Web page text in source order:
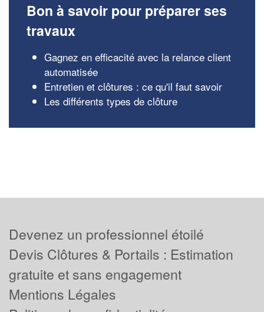
Bon à savoir pour préparer ses
travaux
Gagnez en efficacité avec la relance client
automatisée
Entretien et clôtures : ce qu'il faut savoir
Les différents types de clôture
Devenez un professionnel étoilé
Devis Clôtures & Portails : Estimation
gratuite et sans engagement
Mentions Légales